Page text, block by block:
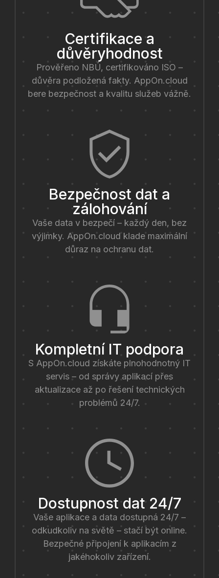
Certifikace a
důvěryhodnost
Prověřeno NBÚ, certifikováno ISO –
důvěra podložená fakty. AppOn.cloud
bere bezpečnost a kvalitu služeb vážně.
Bezpečnost dat a
zálohování
Vaše data v bezpečí – každý den, bez
výjimky. AppOn.cloud klade maximální
důraz na ochranu dat.
Kompletní IT podpora
S AppOn.cloud získáte plnohodnotný IT
servis – od správy aplikací přes
aktualizace až po řešení technických
problémů 24/7.
Dostupnost dat 24/7
Vaše aplikace a data dostupná 24/7 –
odkudkoliv na světě – stačí být online.
Bezpečné připojení k aplikacím z
jakéhokoliv zařízení.